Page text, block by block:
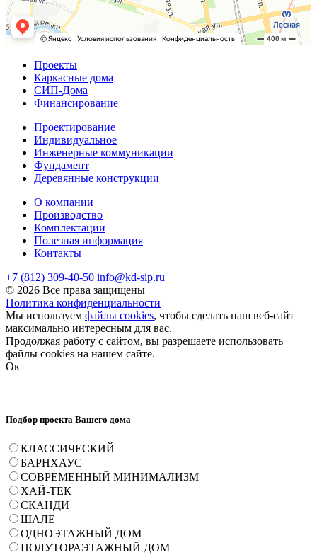
Проекты
Каркасные дома
СИП-Дома
Финансирование
Проектирование
Индивидуальное
Инженерные коммуникации
Фундамент
Деревянные конструкции
О компании
Производство
Комплектации
Полезная информация
Контакты
+7 (812) 309-40-50 info@kd-sip.ru
© 2026 Все права защищены
Политика конфиденциальности
Мы используем файлы cookies, чтобы сделать наш веб-сайт
максимально интересным для вас.
Продолжая работу с сайтом, вы разрешаете использовать
файлы cookies на нашем сайте.
Ок
Подбор проекта Вашего дома
КЛАССИЧЕСКИЙ
БАРНХАУС
СОВРЕМЕННЫЙ МИНИМАЛИЗМ
ХАЙ-ТЕК
СКАНДИ
ШАЛЕ
ОДНОЭТАЖНЫЙ ДОМ
ПОЛУТОРАЭТАЖНЫЙ ДОМ